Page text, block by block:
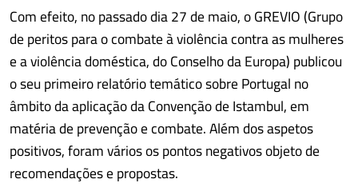
Com efeito, no passado dia 27 de maio, o GREVIO (Grupo
de peritos para o combate à violência contra as mulheres
e a violência doméstica, do Conselho da Europa) publicou
o seu primeiro relatório temático sobre Portugal no
âmbito da aplicação da Convenção de Istambul, em
matéria de prevenção e combate. Além dos aspetos
positivos, foram vários os pontos negativos objeto de
recomendações e propostas.